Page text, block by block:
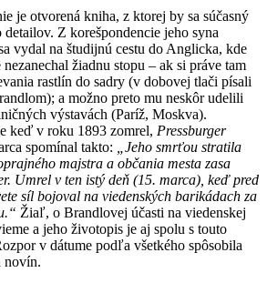
je otvorená kniha, z ktorej by sa súčasný
Z korešpondencie jeho syna
vydal na študijnú cestu do Anglicka, kde
žiadnu stopu – ak si práve tam
rastlín do sadry (v dobovej tlači písali
a možno preto mu neskôr udelili
výstavách (Paríž, Moskva).
keď v roku 1893 zomrel, Pressburger
spomínal takto:
„Jeho smrťou stratila
majstra a občania mesta zasa
Umrel v ten istý deň (15. marca), keď pred
síl bojoval na viedenských barikádach za
Žiaľ, o Brandlovej účasti na viedenskej
a jeho životopis je aj spolu s touto
v dátume podľa všetkého spôsobila
novín.